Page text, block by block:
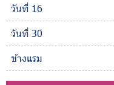
วันที่ 16
วันที่ 30
ข้างแรม